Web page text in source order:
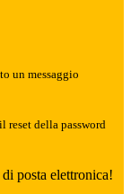
un messaggio
reset della password
posta elettronica!